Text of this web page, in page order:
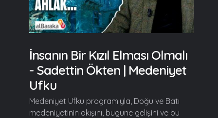
İnsanın Bir Kızıl Elması Olmalı
- Sadettin Ökten | Medeniyet
Ufku
Medeniyet Ufku programıyla, Doğu ve Batı
medeniyetinin akışını, bugüne gelişini ve bu